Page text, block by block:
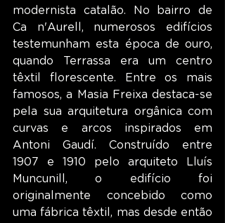
modernista catalão. No bairro de
Ca n'Aurell, numerosos edifícios
testemunham esta época de ouro,
quando Terrassa era um centro
têxtil florescente. Entre os mais
famosos, a Masia Freixa destaca-se
pela sua arquitetura orgânica com
curvas e arcos inspirados em
Antoni Gaudí. Construído entre
1907 e 1910 pelo arquiteto Lluís
Muncunill, o edifício foi
originalmente concebido como
uma fábrica têxtil, mas desde então